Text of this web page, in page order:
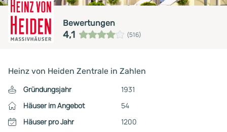
Bewertungen
4,1 (516)
Heinz von Heiden Zentrale in Zahlen
Gründungsjahr
1931
Häuser im Angebot
54
Häuser pro Jahr
1200